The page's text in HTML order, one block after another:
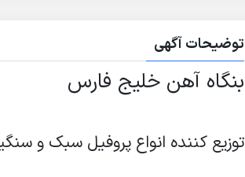
توضیحات آگهی
بنگاه آهن خلیج فارس
توزیع کننده انواع پروفیل سبک و